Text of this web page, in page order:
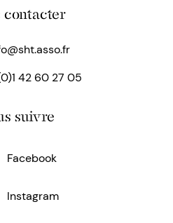
contacter
42 60 27 05
suivre
Facebook
Instagram